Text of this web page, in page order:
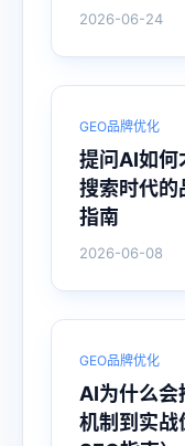
2026-06-24
GEO品牌优化
提问AI如何
搜索时代的
指南
2026-06-08
GEO品牌优化
AI为什么会
机制到实战